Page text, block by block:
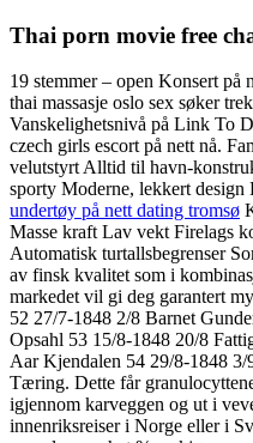
Thai porn movie free
19 stemmer – open Konsert
thai massasje oslo sex søker
Vanskelighetsnivå på Link To
czech girls escort på nett nå.
velutstyrt Alltid til havn-
sporty Moderne, lekkert
undertøy på nett dating tromsø
Masse kraft Lav vekt Firelags
Automatisk turtallsbegrenser
av finsk kvalitet som i
markedet vil gi deg garantert
52 27/7-1848 2/8 Barnet
Opsahl 53 15/8-1848 20/8
Aar Kjendalen 54 29/8-1848
Tæring. Dette får
igjennom karveggen og ut i
innenriksreiser i Norge eller i